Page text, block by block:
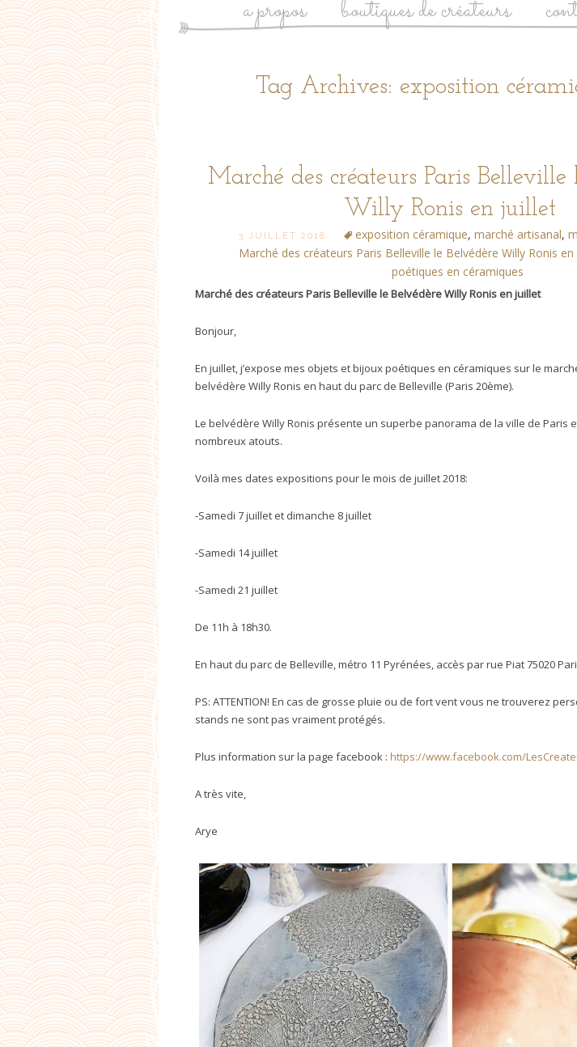
a propos boutiques de créateurs
Tag Archives: exposition
Marché des créateurs Paris Belleville
Willy Ronis en juillet
3 JUILLET 2018 exposition céramique,marché artisanal,
Marché des créateurs Paris Belleville le Belvédère Willy Ronis
poétiques en céramiques
Marché des créateurs Paris Belleville le Belvédère Willy Ronis en juillet
Bonjour,
En juillet, j’expose mes objets et bijoux poétiques en céramiques sur le
belvédère Willy Ronis en haut du parc de Belleville (Paris 20ème).
Le belvédère Willy Ronis présente un superbe panorama de la ville de Paris
nombreux atouts.
Voilà mes dates expositions pour le mois de juillet 2018:
-Samedi 7 juillet et dimanche 8 juillet
-Samedi 14 juillet
-Samedi 21 juillet
De 11h à 18h30.
En haut du parc de Belleville, métro 11 Pyrénées, accès par rue Piat 75020
PS: ATTENTION! En cas de grosse pluie ou de fort vent vous ne trouverez
stands ne sont pas vraiment protégés.
Plus information sur la page facebook : https://www.facebook.com/
A très vite,
Arye